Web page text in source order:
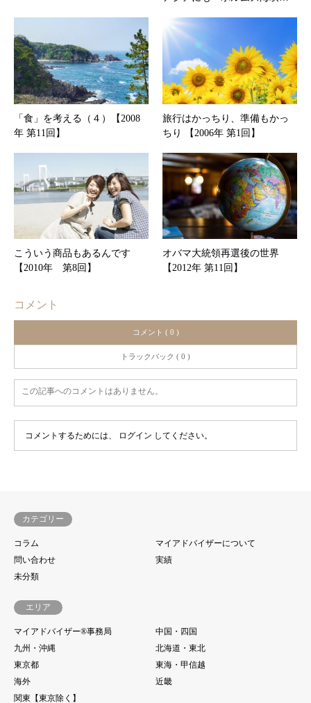
「食」を考える（４）【2008
年 第11回】
旅行はかっちり、準備もかっ
ちり 【2006年 第1回】
こういう商品もあるんです
【2010年 第8回】
オバマ大統領再選後の世界
【2012年 第11回】
コメント
コメント ( 0 )
トラックバック ( 0 )
この記事へのコメントはありません。
コメントするためには、 ログイン してください。
カテゴリー
コラム
マイアドバイザーについて
問い合わせ
実績
未分類
エリア
マイアドバイザー®事務局
中国・四国
九州・沖縄
北海道・東北
東京都
東海・甲信越
海外
近畿
関東【東京除く】